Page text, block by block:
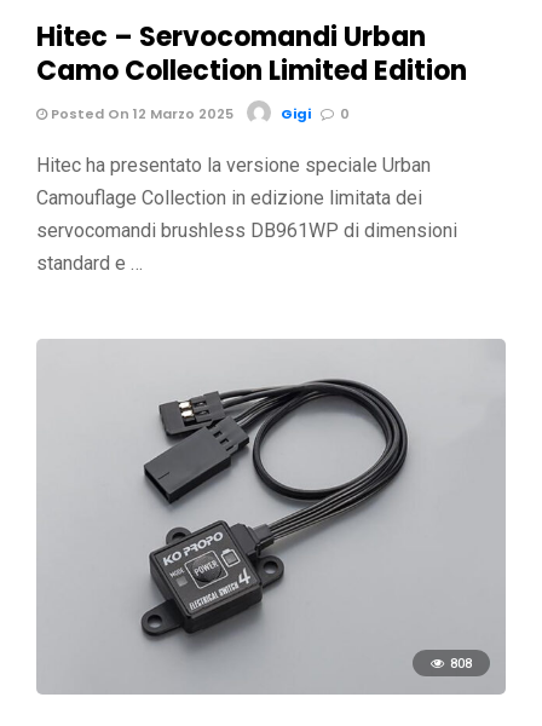
Hitec – Servocomandi Urban
Camo Collection Limited Edition
Posted On 12 Marzo 2025 Gigi 0
Hitec ha presentato la versione speciale Urban
Camouflage Collection in edizione limitata dei
servocomandi brushless DB961WP di dimensioni
standard e …
808